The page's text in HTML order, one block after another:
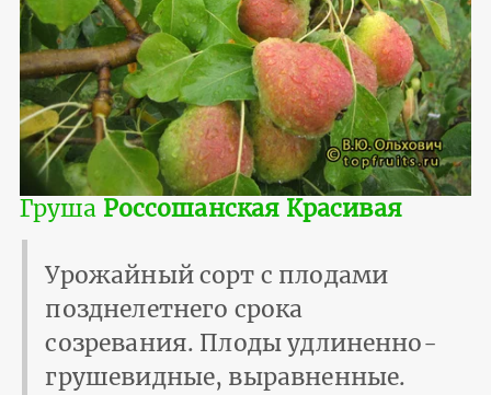
Груша Россошанская Красивая
Урожайный сорт с плодами
позднелетнего срока
созревания. Плоды удлиненно-
груше­видные, выравненные.